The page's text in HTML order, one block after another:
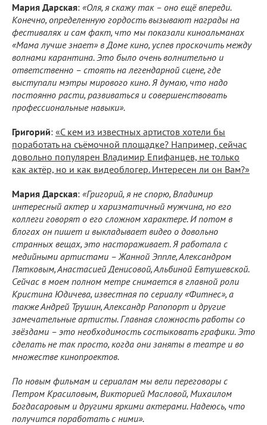
Мария Дарская: «Оля, я скажу так – оно ещё впереди.
Конечно, определенную гордость вызывают награды на
фестивалях и сам факт, что мы показали киноальманах
«Мама лучше знает» в Доме кино, успев проскочить между
волнами карантина. Это было очень волнительно и
ответственно – стоять на легендарной сцене, где
выступали мэтры мирового кино. Я думаю, что надо
постоянно расти, развиваться и совершенствовать
профессиональные навыки».
Григорий: «С кем из известных артистов хотели бы
поработать на съёмочной площадке? Например, сейчас
довольно популярен Владимир Епифанцев, не только
как актёр, но и как видеоблогер. Интересен ли он Вам?»
Мария Дарская: «Григорий, я не спорю, Владимир
интересный актер и харизматичный мужчина, но его
коллеги говорят о его сложном характере. И потом в
блогах он пишет и выкладывает видео о довольно
странных вещах, это настораживает. Я работала с
медийными артистами – Жанной Эппле, Александром
Пятковым, Анастасией Денисовой, Альбиной Евтушевской.
Сейчас в моем полном метре снимается в главной роли
Кристина Юдичева, известная по сериалу «Фитнес», а
также Андрей Трушин, Александр Рапопорт и другие
замечательные артисты. Главная сложность работы со
звёздами – это необходимость состыковать графики. Это
сделать не так просто, когда они заняты в театре и во
множестве кинопроектов.
По новым фильмам и сериалам мы вели переговоры с
Петром Красиловым, Викторией Масловой, Михаилом
Богдасаровым и другими яркими актерами. Надеюсь, что
получится поработать с ними».